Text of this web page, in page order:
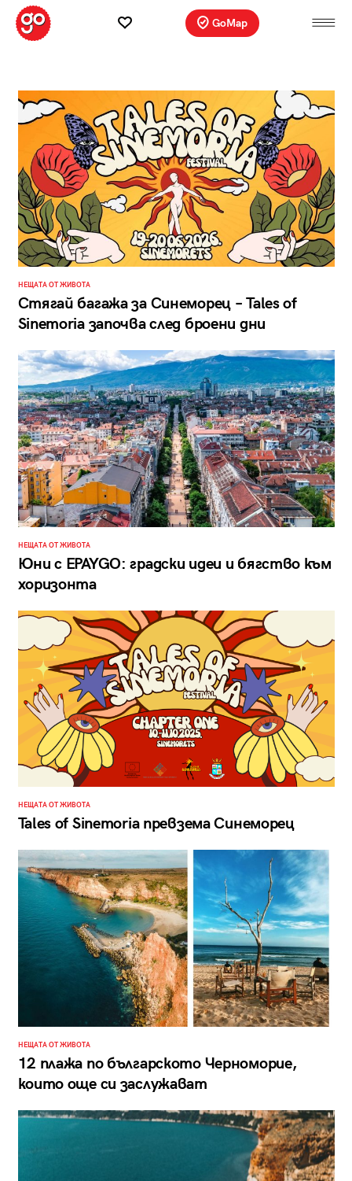
GoMap
НЕЩАТА ОТ ЖИВОТА
Стягай багажа за Синеморец – Tales of
Sinemoria започва след броени дни
НЕЩАТА ОТ ЖИВОТА
Юни с EPAYGO: градски идеи и бягство към
хоризонта
НЕЩАТА ОТ ЖИВОТА
Tales of Sinemoria превзема Синеморец
НЕЩАТА ОТ ЖИВОТА
12 плажа по българското Черноморие,
които още си заслужават